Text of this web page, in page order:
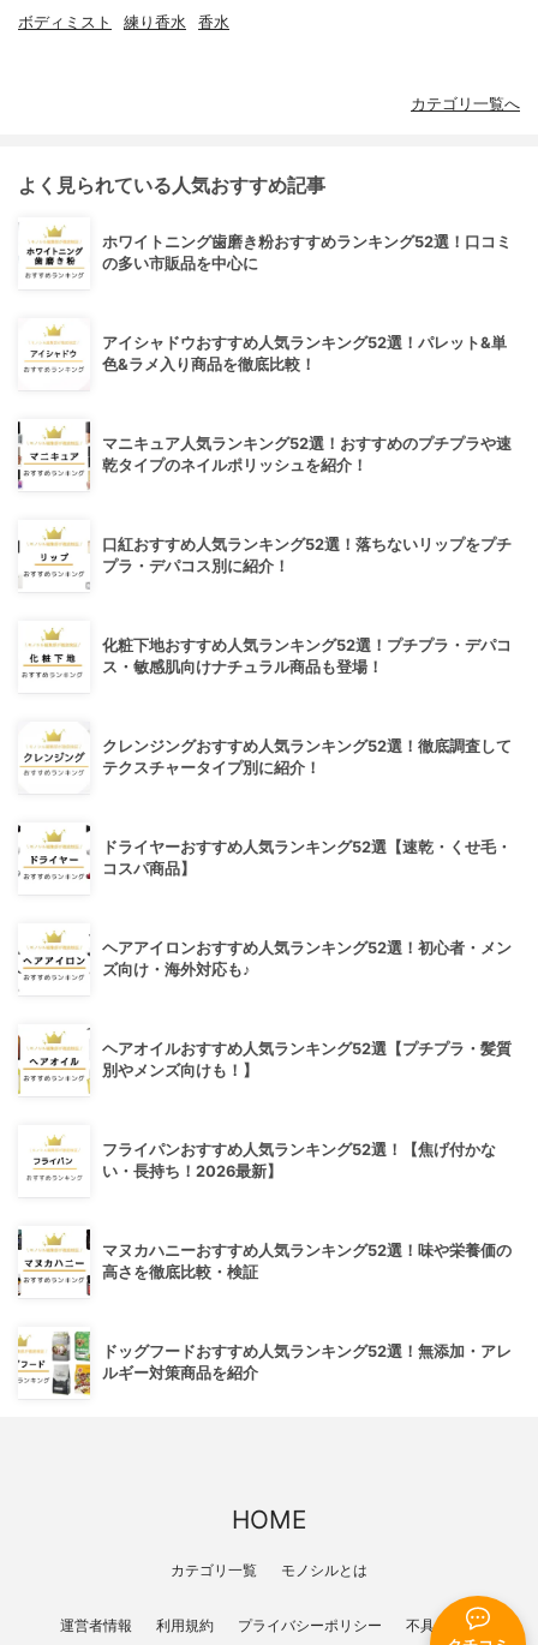
ボディミスト 練り香水 香水
カテゴリ一覧へ
よく見られている人気おすすめ記事
ホワイトニング歯磨き粉おすすめランキング52選！口コミ
の多い市販品を中心に
アイシャドウおすすめ人気ランキング52選！パレット&単
色&ラメ入り商品を徹底比較！
マニキュア人気ランキング52選！おすすめのプチプラや速
乾タイプのネイルポリッシュを紹介！
口紅おすすめ人気ランキング52選！落ちないリップをプチ
プラ・デパコス別に紹介！
化粧下地おすすめ人気ランキング52選！プチプラ・デパコ
ス・敏感肌向けナチュラル商品も登場！
クレンジングおすすめ人気ランキング52選！徹底調査して
テクスチャータイプ別に紹介！
ドライヤーおすすめ人気ランキング52選【速乾・くせ毛・
コスパ商品】
ヘアアイロンおすすめ人気ランキング52選！初心者・メン
ズ向け・海外対応も♪
ヘアオイルおすすめ人気ランキング52選【プチプラ・髪質
別やメンズ向けも！】
フライパンおすすめ人気ランキング52選！【焦げ付かな
い・長持ち！2026最新】
マヌカハニーおすすめ人気ランキング52選！味や栄養価の
高さを徹底比較・検証
ドッグフードおすすめ人気ランキング52選！無添加・アレ
ルギー対策商品を紹介
HOME
カテゴリ一覧 モノシルとは
運営者情報 利用規約 プライバシーポリシー 不具合報告